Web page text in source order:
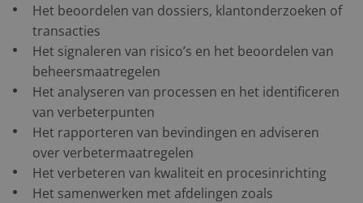
Het beoordelen van dossiers, klantonderzoeken of
transacties
Het signaleren van risico’s en het beoordelen van
beheersmaatregelen
Het analyseren van processen en het identificeren
van verbeterpunten
Het rapporteren van bevindingen en adviseren
over verbetermaatregelen
Het verbeteren van kwaliteit en procesinrichting
Het samenwerken met afdelingen zoals